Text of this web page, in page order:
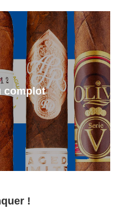
complot
!